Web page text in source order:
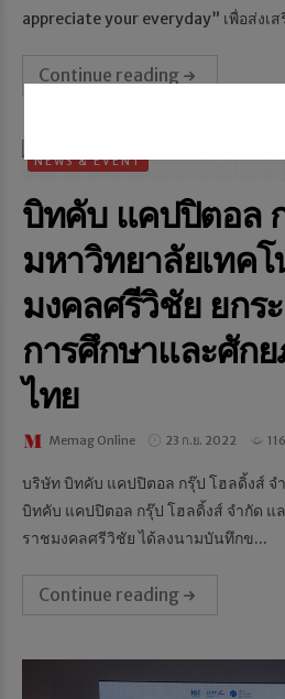
appreciate your everyday” เพื่อส่งเ
Continue reading
NEWS & EVENT
บิทคับ แคปปิตอล
มหาวิทยาลัยเทค
มงคลศรีวิชัย ยก
การศึกษาและศัก
ไทย
Memag Online 23 ก.ย. 2022
บริษัท บิทคับ แคปปิตอล กรุ๊ป โฮลดิ้งส์ จ
บิทคับ แคปปิตอล กรุ๊ป โฮลดิ้งส์ จำกัด แ
ราชมงคลศรีวิชัย ได้ลงนามบันทึกข...
Continue reading